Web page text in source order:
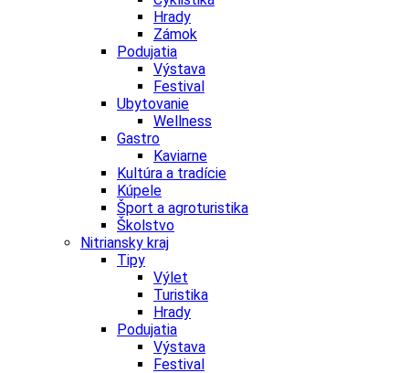
Hrady
Zámok
Podujatia
Výstava
Festival
Ubytovanie
Wellness
Gastro
Kaviarne
Kultúra a tradície
Kúpele
Šport a agroturistika
Školstvo
Nitriansky kraj
Tipy
Výlet
Turistika
Hrady
Podujatia
Výstava
Festival